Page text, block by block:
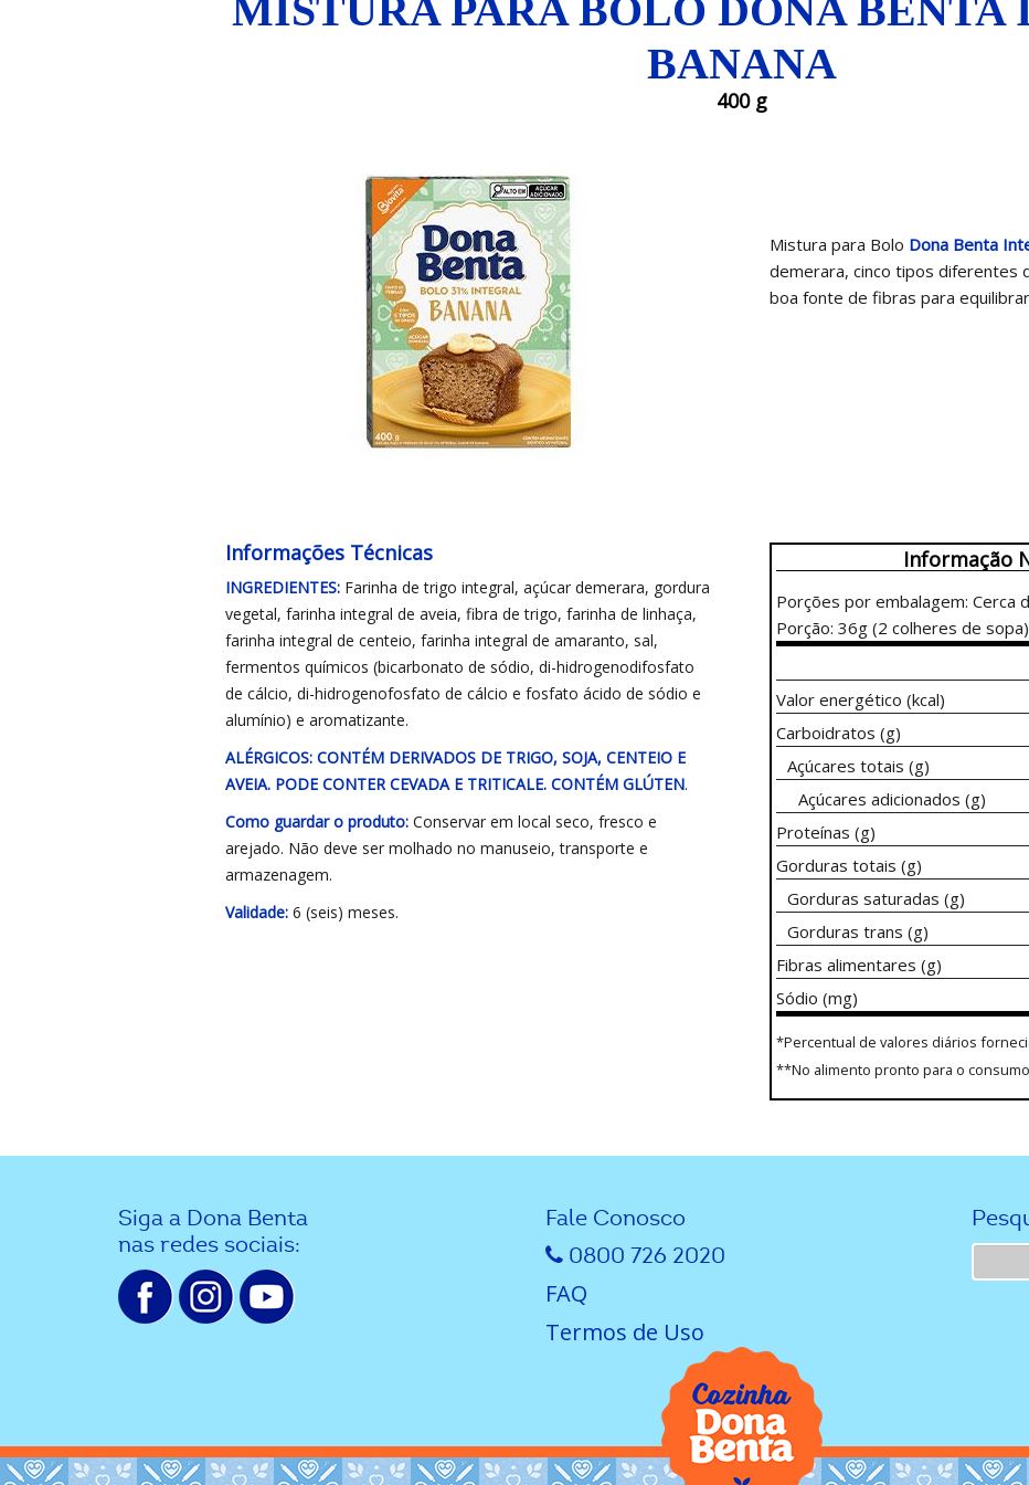
MISTURA PARA BOLO DONA BENTA
BANANA
400 g
Mistura para Bolo Dona Benta
demerara, cinco tipos diferentes
boa fonte de fibras para
Informações Técnicas
INGREDIENTES:Farinha de trigo integral, açúcar demerara, gordura
vegetal, farinha integral de aveia, fibra de trigo, farinha de linhaça,
farinha integral de centeio, farinha integral de amaranto, sal,
fermentos químicos (bicarbonato de sódio, di-hidrogenodifosfato
de cálcio, di-hidrogenofosfato de cálcio e fosfato ácido de sódio e
alumínio) e aromatizante.
ALÉRGICOS: CONTÉM DERIVADOS DE TRIGO, SOJA, CENTEIO E
AVEIA. PODE CONTER CEVADA E TRITICALE. CONTÉM GLÚTEN.
Como guardar o produto:Conservar em local seco, fresco e
arejado. Não deve ser molhado no manuseio, transporte e
armazenagem.
Validade:6 (seis) meses.
Informação
Porções por embalagem: Cerca
Porção: 36g (2 colheres de sopa)
Valor energético (kcal)
Carboidratos (g)
Açúcares totais (g)
Açúcares adicionados (g)
Proteínas (g)
Gorduras totais (g)
Gorduras saturadas (g)
Gorduras trans (g)
Fibras alimentares (g)
Sódio (mg)
*Percentual de valores diários
**No alimento pronto para o
Siga a Dona Benta
nas redes sociais:
Fale Conosco
0800 726 2020
FAQ
Termos de Uso